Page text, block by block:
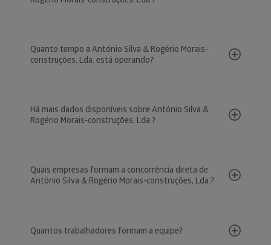
Quanto tempo a António Silva & Rogério Morais-
construções, Lda. está operando?
Há mais dados disponíveis sobre António Silva &
Rogério Morais-construções, Lda.?
Quais empresas formam a concorrência direta de
António Silva & Rogério Morais-construções, Lda.?
Quantos trabalhadores formam a equipe?